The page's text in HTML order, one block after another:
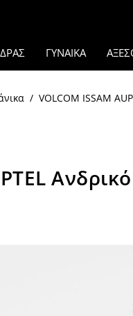
ΓΥΝΑΙΚΑ
/ VOLCOM ISSAM